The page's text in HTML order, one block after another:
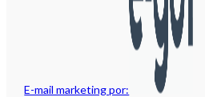
E-mail marketing por: